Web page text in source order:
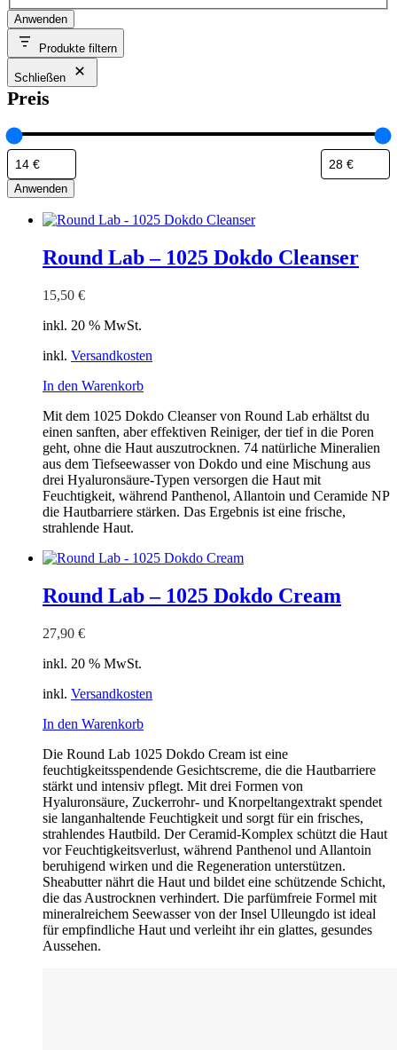
Anwenden
Produkte filtern
Schließen
Preis
Anwenden
Round Lab – 1025 Dokdo Cleanser
15,50 €
inkl. 20 % MwSt.
inkl. Versandkosten
In den Warenkorb
Mit dem 1025 Dokdo Cleanser von Round Lab erhältst du
einen sanften, aber effektiven Reiniger, der tief in die Poren
geht, ohne die Haut auszutrocknen. 74 natürliche Mineralien
aus dem Tiefseewasser von Dokdo und eine Mischung aus
drei Hyaluronsäure-Typen versorgen die Haut mit
Feuchtigkeit, während Panthenol, Allantoin und Ceramide NP
die Hautbarriere stärken. Das Ergebnis ist eine frische,
strahlende Haut.
Round Lab – 1025 Dokdo Cream
27,90 €
inkl. 20 % MwSt.
inkl. Versandkosten
In den Warenkorb
Die Round Lab 1025 Dokdo Cream ist eine
feuchtigkeitsspendende Gesichtscreme, die die Hautbarriere
stärkt und intensiv pflegt. Mit drei Formen von
Hyaluronsäure, Zuckerrohr- und Knorpeltangextrakt spendet
sie langanhaltende Feuchtigkeit und sorgt für ein frisches,
strahlendes Hautbild. Der Ceramid-Komplex schützt die Haut
vor Feuchtigkeitsverlust, während Panthenol und Allantoin
beruhigend wirken und die Regeneration unterstützen.
Sheabutter nährt die Haut und bildet eine schützende Schicht,
die das Austrocknen verhindert. Die parfümfreie Formel mit
mineralreichem Seewasser von der Insel Ulleungdo ist ideal
für empfindliche Haut und verleiht ihr ein glattes, gesundes
Aussehen.